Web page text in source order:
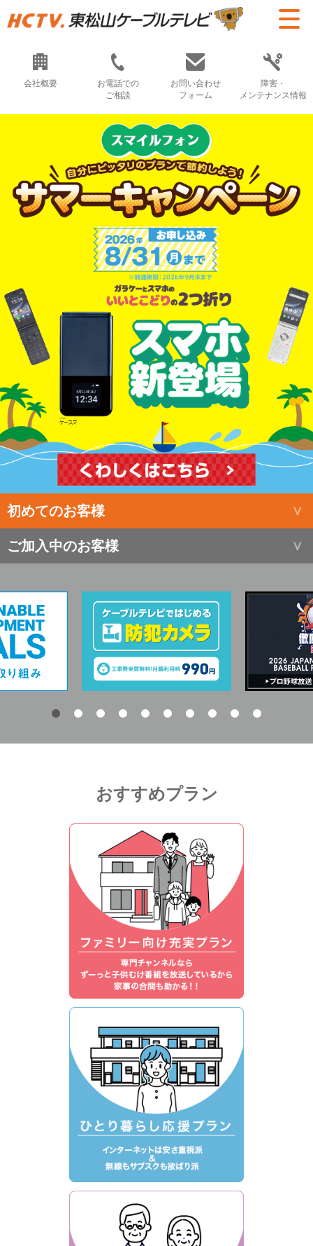
会社概要
お電話での
ご相談
お問い合わせ
フォーム
障害・
メンテナンス情報
初めてのお客様
ご加入中のお客様
おすすめプラン